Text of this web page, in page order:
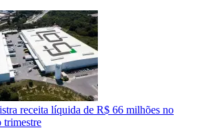
receita líquida de R$ 66 milhões no
trimestre